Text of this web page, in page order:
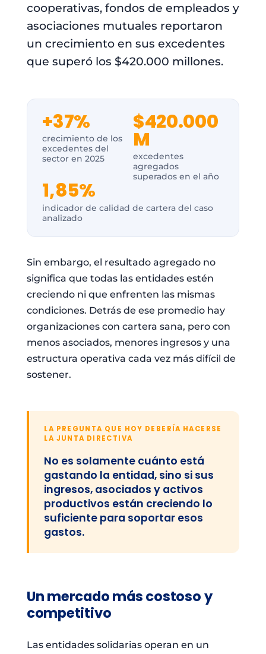
cooperativas, fondos de empleados y
asociaciones mutuales reportaron
un crecimiento en sus excedentes
que superó los $420.000 millones.
+37%
crecimiento de los
excedentes del
sector en 2025
$420.000
M
excedentes
agregados
superados en el año
1,85%
indicador de calidad de cartera del caso
analizado
Sin embargo, el resultado agregado no
significa que todas las entidades estén
creciendo ni que enfrenten las mismas
condiciones. Detrás de ese promedio hay
organizaciones con cartera sana, pero con
menos asociados, menores ingresos y una
estructura operativa cada vez más difícil de
sostener.
LA PREGUNTA QUE HOY DEBERÍA HACERSE
LA JUNTA DIRECTIVA
No es solamente cuánto está
gastando la entidad, sino si sus
ingresos, asociados y activos
productivos están creciendo lo
suficiente para soportar esos
gastos.
Un mercado más costoso y
competitivo
Las entidades solidarias operan en un